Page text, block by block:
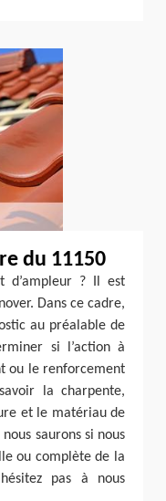
du 11150
d’ampleur ? Il est
Dans ce cadre,
au préalable de
si l’action à
ou le renforcement
la charpente,
et le matériau de
saurons si nous
ou complète de la
pas à nous